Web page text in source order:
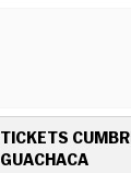
TICKETS
GUACHACA